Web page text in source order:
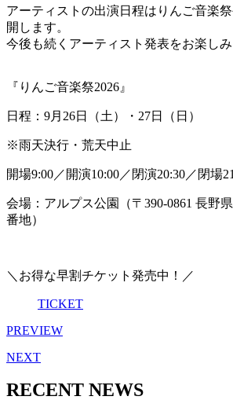
アーティストの出演日程はりんご音楽
開します。
今後も続くアーティスト発表をお楽しみ
『りんご音楽祭2026』
日程：9月26日（土）・27日（日）
※雨天決行・荒天中止
開場9:00／開演10:00／閉演20:30／閉場
会場：アルプス公園（〒390-0861 長野
番地）
＼お得な早割チケット発売中！／
TICKET
PREVIEW
NEXT
RECENT NEWS